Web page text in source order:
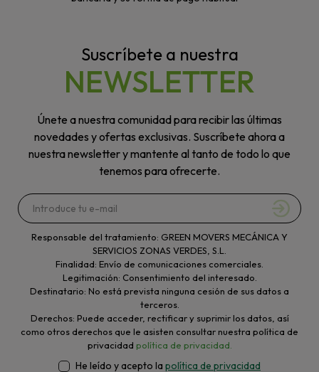
Suscríbete a nuestra
NEWSLETTER
Únete a nuestra comunidad para recibir las últimas
novedades y ofertas exclusivas. Suscríbete ahora a
nuestra newsletter y mantente al tanto de todo lo que
tenemos para ofrecerte.
Responsable del tratamiento: GREEN MOVERS MECÁNICA Y
SERVICIOS ZONAS VERDES, S.L.
Finalidad: Envío de comunicaciones comerciales.
Legitimación: Consentimiento del interesado.
Destinatario: No está prevista ninguna cesión de sus datos a
terceros.
Derechos: Puede acceder, rectificar y suprimir los datos, así
como otros derechos que le asisten consultar nuestra política de
privacidad política de privacidad.
He leído y acepto la política de privacidad